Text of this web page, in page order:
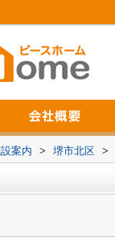
案内 > 堺市北区 >